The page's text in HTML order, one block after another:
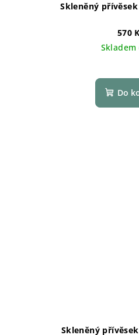
Skleněný
570
Skladem
Do
Skleněný